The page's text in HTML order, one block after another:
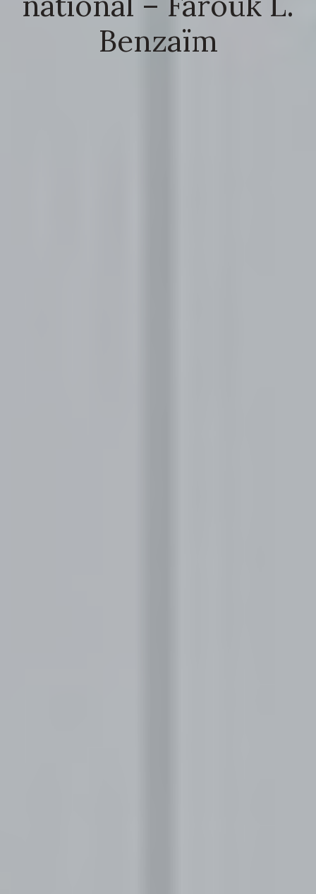
Benzaïm